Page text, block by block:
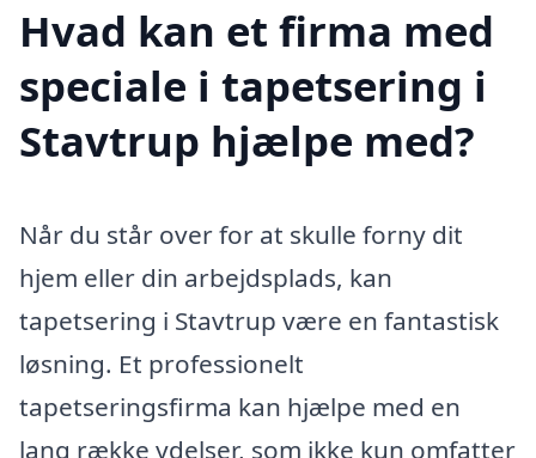
Hvad kan et firma med
speciale i tapetsering i
Stavtrup hjælpe med?
Når du står over for at skulle forny dit
hjem eller din arbejdsplads, kan
tapetsering i Stavtrup være en fantastisk
løsning. Et professionelt
tapetseringsfirma kan hjælpe med en
lang række ydelser, som ikke kun omfatter